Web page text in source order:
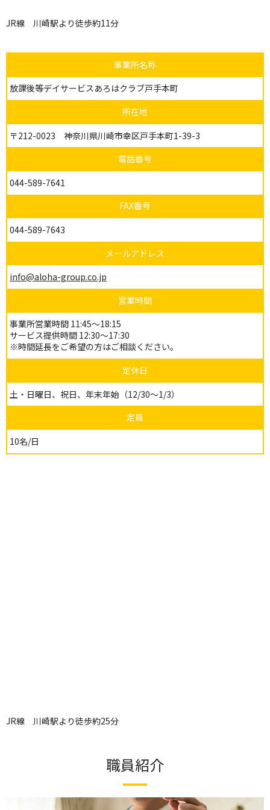
JR線 川崎駅より徒歩約11分
事業所名称
放課後等デイサービスあろはクラブ戸手本町
所在地
〒212-0023 神奈川県川崎市幸区戸手本町1-39-3
電話番号
044-589-7641
FAX番号
044-589-7643
メールアドレス
info@aloha-group.co.jp
営業時間
事業所営業時間 11:45～18:15
サービス提供時間 12:30～17:30
※時間延長をご希望の方はご相談ください。
定休日
土・日曜日、祝日、年末年始（12/30～1/3）
定員
10名/日
JR線 川崎駅より徒歩約25分
職員紹介